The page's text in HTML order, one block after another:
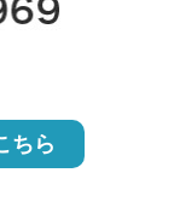
ちら